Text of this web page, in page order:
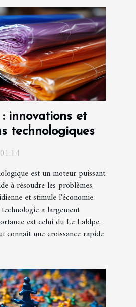
innovations et
technologiques
est un moteur puissant
à résoudre les problèmes,
et stimule l'économie.
a largement
est celui du Le Laldpe,
connaît une croissance rapide